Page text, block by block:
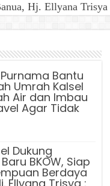
Hj. Ellyana
Bantu
Umrah Kalsel
Air dan Imbau
Agar Tidak
Dukung
BKOW, Siap
Berdaya